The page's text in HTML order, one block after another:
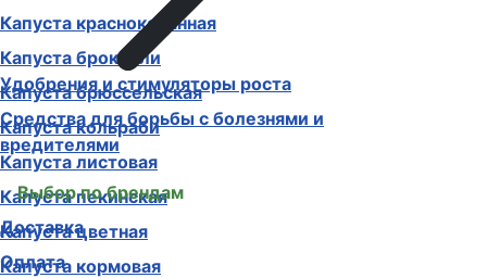
Капуста краснокочанная
Капуста брокколи
Капуста брюссельская
Капуста кольраби
Капуста листовая
Капуста пекинская
Капуста цветная
Капуста кормовая
Удобрения и стимуляторы роста
Средства для борьбы с болезнями и
вредителями
Выбор по брендам
Доставка
Оплата